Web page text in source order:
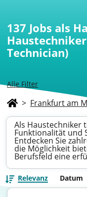
Alle Filter
137 Jobs als
Technician)
> Frankfurt am
Als Haustechniker
Funktionalität und
Entdecken Sie
die Möglichkeit
Berufsfeld eine
Relevanz Datum